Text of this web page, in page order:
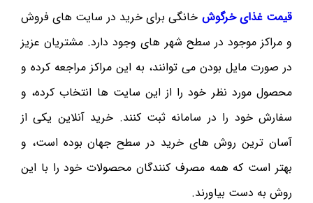
قیمت غذای خرگوش خانگی برای خرید در سایت های فروش
و مراکز موجود در سطح شهر های وجود دارد. مشتریان عزیز
در صورت مایل بودن می توانند، به این مراکز مراجعه کرده و
محصول مورد نظر خود را از این سایت ها انتخاب کرده، و
سفارش خود را در سامانه ثبت کنند. خرید آنلاین یکی از
آسان ترین روش های خرید در سطح جهان بوده است، و
بهتر است که همه مصرف کنندگان محصولات خود را با این
روش به دست بیاورند.